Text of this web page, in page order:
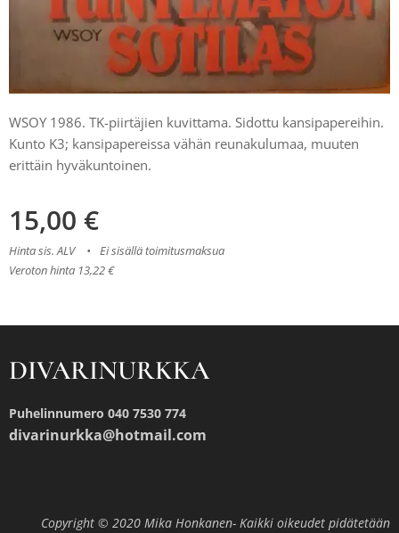
WSOY 1986. TK-piirtäjien kuvittama. Sidottu kansipapereihin.
Kunto K3; kansipapereissa vähän reunakulumaa, muuten
erittäin hyväkuntoinen.
15,00 €
Hinta sis. ALV
Ei sisällä toimitusmaksua
Veroton hinta 13,22 €
DIVARINURKKA
Puhelinnumero 040 7530 774
divarinurkka@hotmail.com
Copyright © 2020 Mika Honkanen- Kaikki oikeudet pidätetään